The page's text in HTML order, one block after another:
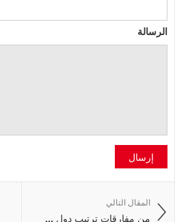
الرسالة
إرسال
المقال التالي
من مفارقات ترتيب دول ...